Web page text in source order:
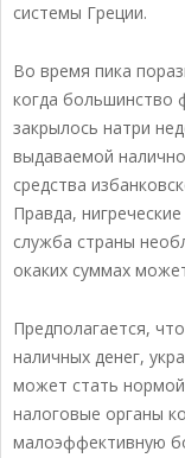
системы Греции.
Во время пика
когда большинство
закрылось натри
выдаваемой
средства
Правда,
служба страны
окаких суммах
Предполагается,
наличных денег,
может стать нормой
налоговые органы
малоэффективную